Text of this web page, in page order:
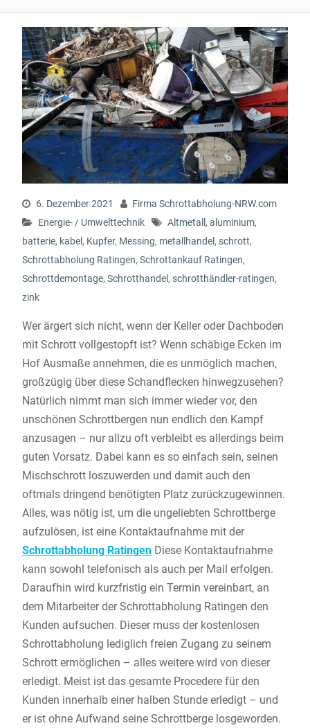
6. Dezember 2021
Firma Schrottabholung-NRW.com
Energie- / Umwelttechnik
Altmetall , aluminium,
batterie, kabel , Kupfer, Messing, metallhandel , schrott,
Schrottabholung Ratingen, Schrottankauf Ratingen,
Schrottdemontage, Schrotthandel , schrotthändler-ratingen,
zink
Wer ärgert sich nicht, wenn der Keller oder Dachboden
mit Schrott vollgestopft ist? Wenn schäbige Ecken im
Hof Ausmaße annehmen, die es unmöglich machen,
großzügig über diese Schandflecken hinwegzusehen?
Natürlich nimmt man sich immer wieder vor, den
unschönen Schrottbergen nun endlich den Kampf
anzusagen – nur allzu oft verbleibt es allerdings beim
guten Vorsatz. Dabei kann es so einfach sein, seinen
Mischschrott loszuwerden und damit auch den
oftmals dringend benötigten Platz zurückzugewinnen.
Alles, was nötig ist, um die ungeliebten Schrottberge
aufzulösen, ist eine Kontaktaufnahme mit der
Schrottabholung RatingenDiese Kontaktaufnahme
kann sowohl telefonisch als auch per Mail erfolgen.
Daraufhin wird kurzfristig ein Termin vereinbart, an
dem Mitarbeiter der Schrottabholung Ratingen den
Kunden aufsuchen. Dieser muss der kostenlosen
Schrottabholung lediglich freien Zugang zu seinem
Schrott ermöglichen – alles weitere wird von dieser
erledigt. Meist ist das gesamte Procedere für den
Kunden innerhalb einer halben Stunde erledigt – und
er ist ohne Aufwand seine Schrottberge losgeworden.